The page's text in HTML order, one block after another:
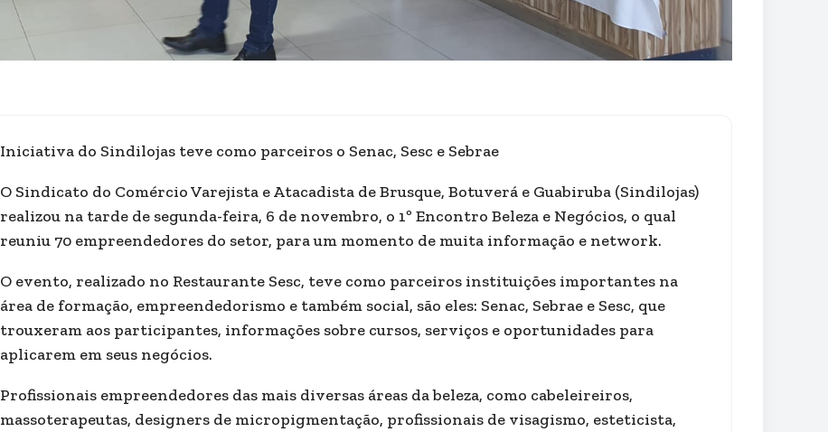
Iniciativa do Sindilojas teve como parceiros o Senac, Sesc e Sebrae
O Sindicato do Comércio Varejista e Atacadista de Brusque, Botuverá e Guabiruba (Sindilojas)
realizou na tarde de segunda-feira, 6 de novembro, o 1º Encontro Beleza e Negócios, o qual
reuniu 70 empreendedores do setor, para um momento de muita informação e network.
O evento, realizado no Restaurante Sesc, teve como parceiros instituições importantes na
área de formação, empreendedorismo e também social, são eles: Senac, Sebrae e Sesc, que
trouxeram aos participantes, informações sobre cursos, serviços e oportunidades para
aplicarem em seus negócios.
Profissionais empreendedores das mais diversas áreas da beleza, como cabeleireiros,
massoterapeutas, designers de micropigmentação, profissionais de visagismo, esteticista,